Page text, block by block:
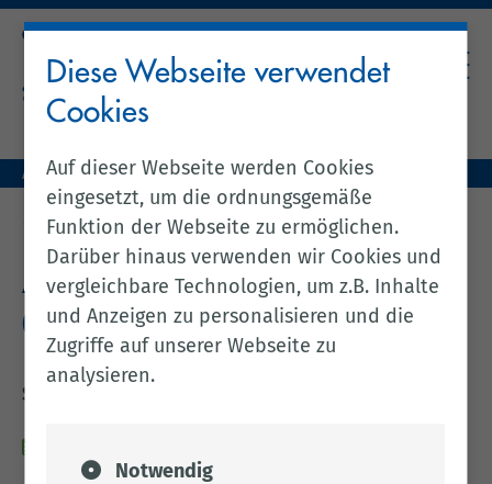
Aktuelles (zentral) Amtsblatt Nr. 57/2026 vom 02.06.2026
zurück zur vorherigen Seite
Amtsblatt Nr. 57/2026 vom
02.06.2026
Sitzung des Verkehrsausschusses am 09.06.2026
Diese Webseite verwendet
Cookies
Auf dieser Webseite werden Cookies
eingesetzt, um die ordnungsgemäße
Funktion der Webseite zu ermöglichen.
Darüber hinaus verwenden wir Cookies und
vergleichbare Technologien, um z.B. Inhalte
und Anzeigen zu personalisieren und die
Zugriffe auf unserer Webseite zu
analysieren.
Notwendig